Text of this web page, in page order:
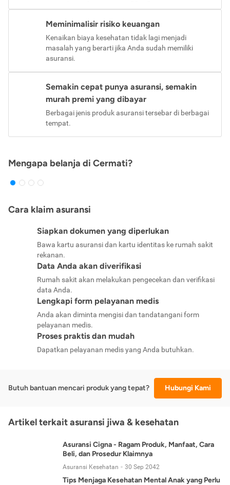
Meminimalisir risiko keuangan
Kenaikan biaya kesehatan tidak lagi menjadi
masalah yang berarti jika Anda sudah memiliki
asuransi.
Semakin cepat punya asuransi, semakin
murah premi yang dibayar
Berbagai jenis produk asuransi tersebar di berbagai
tempat.
Mengapa belanja di Cermati?
Cara klaim asuransi
Siapkan dokumen yang diperlukan
Bawa kartu asuransi dan kartu identitas ke rumah sakit
rekanan.
Data Anda akan diverifikasi
Rumah sakit akan melakukan pengecekan dan verifikasi
data Anda.
Lengkapi form pelayanan medis
Anda akan diminta mengisi dan tandatangani form
pelayanan medis.
Proses praktis dan mudah
Dapatkan pelayanan medis yang Anda butuhkan.
Butuh bantuan mencari produk yang tepat? Hubungi Kami
Artikel terkait asuransi jiwa & kesehatan
Asuransi Cigna - Ragam Produk, Manfaat, Cara
Beli, dan Prosedur Klaimnya
Asuransi Kesehatan 30 Sep 2042
Tips Menjaga Kesehatan Mental Anak yang Perlu